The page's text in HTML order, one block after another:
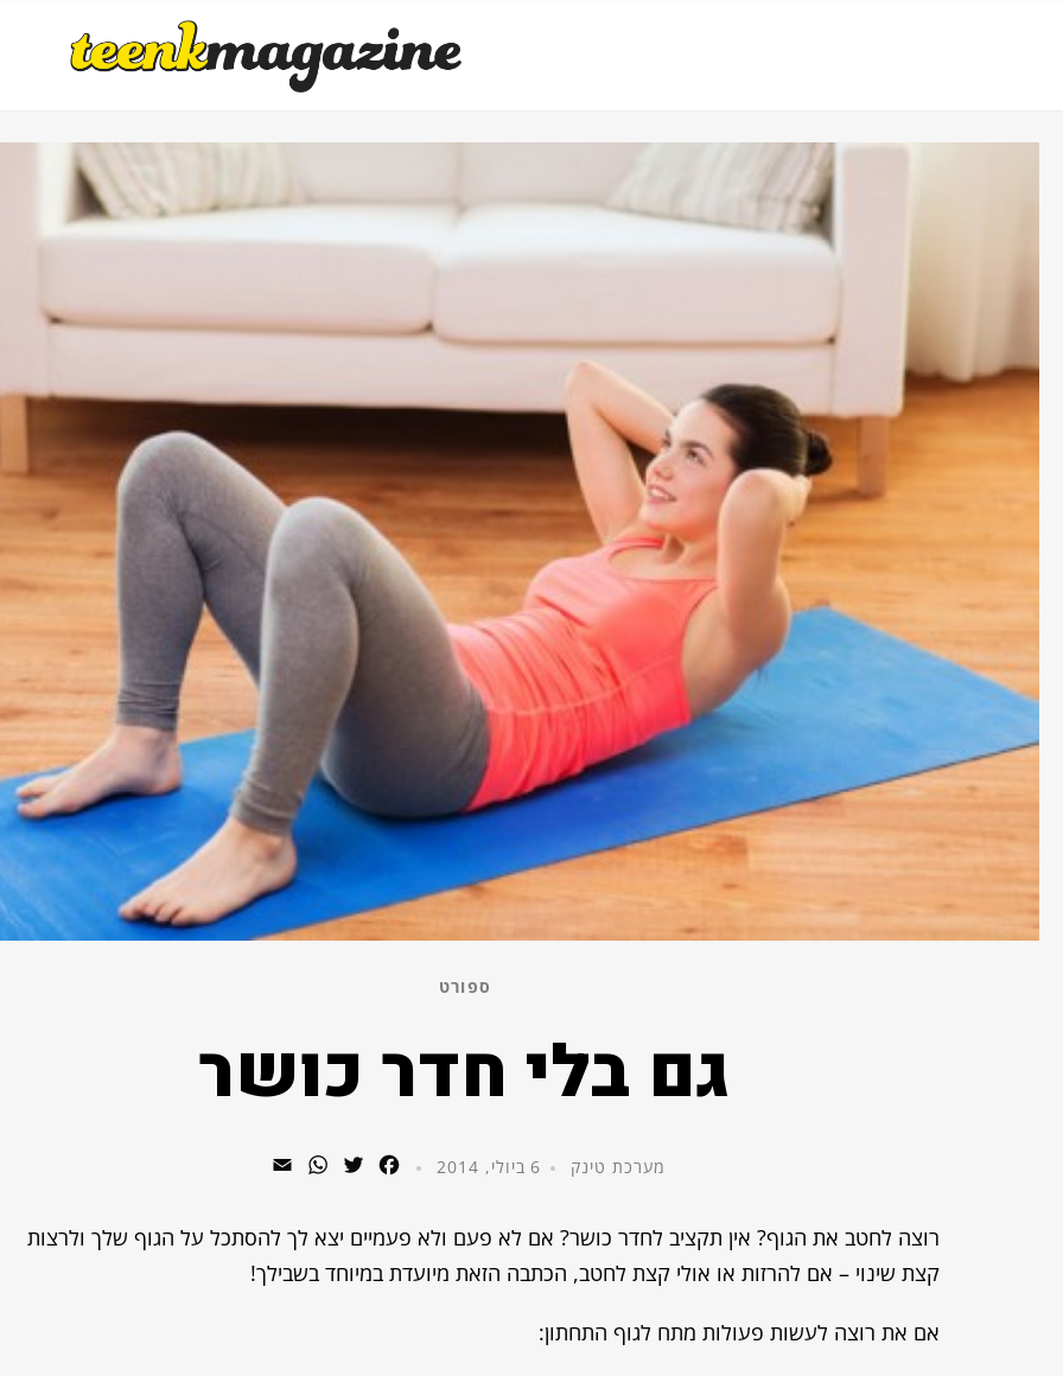
ספורט
גם בלי חדר כושר
מערכת טינק 6 ביולי, 2014 Facebook
Twitter
WhatsApp
רוצה לחטב את הגוף? אין תקציב לחדר כושר? אם לא פעם ולא פעמיים יצא לך להסתכל על הגוף שלך ולרצות
קצת שינוי – אם להרזות או אולי קצת לחטב, הכתבה הזאת מיועדת במיוחד בשבילך!
אם את רוצה לעשות פעולות מתח לגוף התחתון: